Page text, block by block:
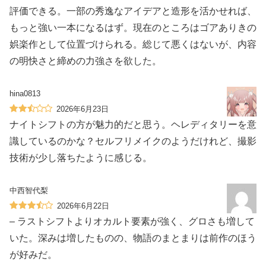
評価できる。一部の秀逸なアイデアと造形を活かせれば、
もっと強い一本になるはず。現在のところはゴアありきの
娯楽作として位置づけられる。総じて悪くはないが、内容
の明快さと締めの力強さを欲した。
hina0813
2026年6月23日
ナイトシフトの方が魅力的だと思う。ヘレディタリーを意
識しているのかな？セルフリメイクのようだけれど、撮影
技術が少し落ちたように感じる。
中西智代梨
2026年6月22日
– ラストシフトよりオカルト要素が強く、グロさも増して
いた。深みは増したものの、物語のまとまりは前作のほう
が好みだ。